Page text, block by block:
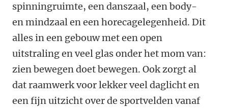
spinningruimte, een danszaal, een body-
en mindzaal en een horecagelegenheid. Dit
alles in een gebouw met een open
uitstraling en veel glas onder het mom van:
zien bewegen doet bewegen. Ook zorgt al
dat raamwerk voor lekker veel daglicht en
een fijn uitzicht over de sportvelden vanaf